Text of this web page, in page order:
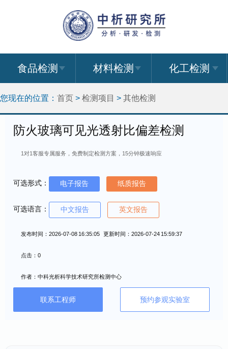
食品检测 材料检测 化工检测
您现在的位置： 首页 > 检测项目 > 其他检测
防火玻璃可见光透射比偏差检测
1对1客服专属服务，免费制定检测方案，15分钟极速响应
可选形式： 电子报告 纸质报告
可选语言： 中文报告 英文报告
发布时间：2026-07-08 16:35:05 更新时间：2026-07-24 15:59:37
点击：0
作者：中科光析科学技术研究所检测中心
联系工程师 预约参观实验室